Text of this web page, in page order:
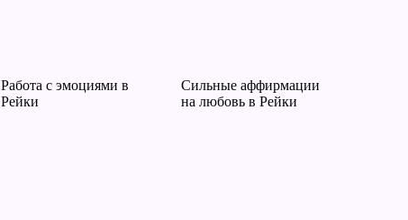
Работа с эмоциями в
Рейки
Сильные аффирмации
на любовь в Рейки